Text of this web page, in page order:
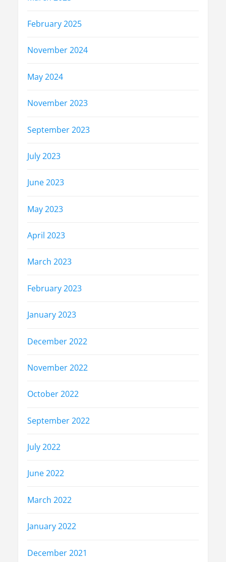
February 2025
November 2024
May 2024
November 2023
September 2023
July 2023
June 2023
May 2023
April 2023
March 2023
February 2023
January 2023
December 2022
November 2022
October 2022
September 2022
July 2022
June 2022
March 2022
January 2022
December 2021